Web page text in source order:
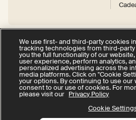
InstagramFacebook
X
(Twitter)
YouTube
politique de confidentialité
Vos choix en matière de confidentialité
Accessibilité
We use first- and third-party cookies
tracking technologies from third-
you the full functionality of our
user experience, perform analytics,
personalized advertising across the
media platforms. Click on "Cookie
your options. By continuing to use our
consent to our use of cookies. For
please visit our Privacy Policy
Cookie